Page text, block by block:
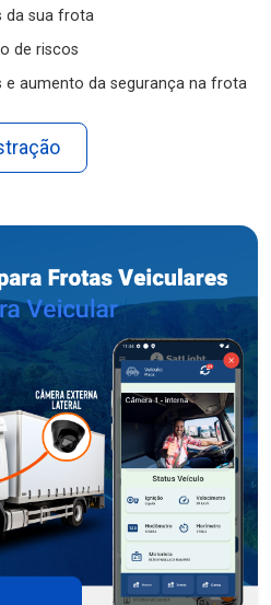
da sua frota
de riscos
e aumento da segurança na frota